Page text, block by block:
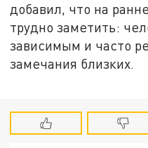
добавил, что на
трудно заметить:
зависимым и часто
замечания близких.